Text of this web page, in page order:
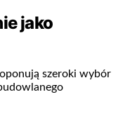
jako
szeroki wybór